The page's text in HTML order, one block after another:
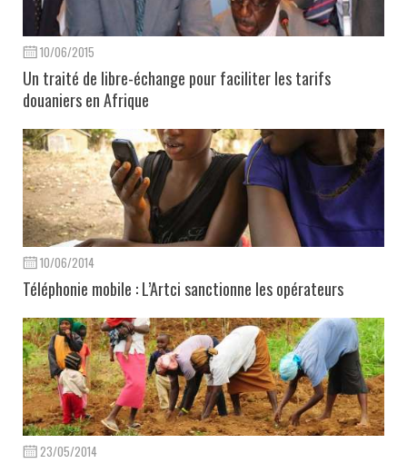
10/06/2015
Un traité de libre-échange pour faciliter les tarifs
douaniers en Afrique
10/06/2014
Téléphonie mobile : L’Artci sanctionne les opérateurs
23/05/2014